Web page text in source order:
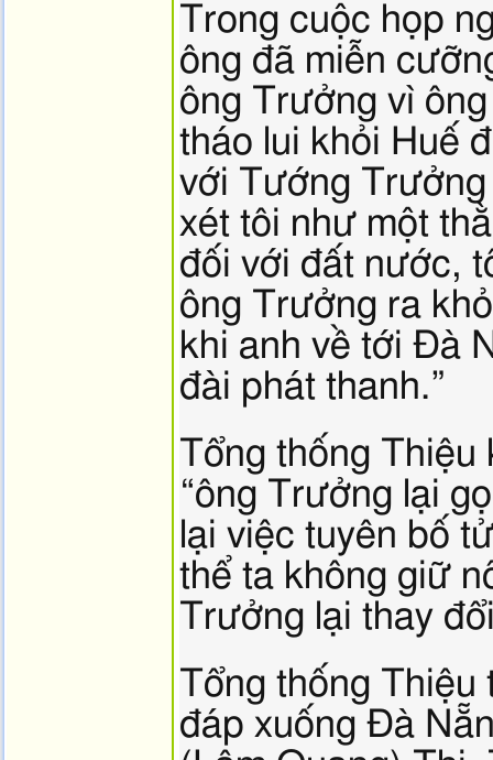
Trong cuộc họp
ông đã miễn
ông Trưởng vì
tháo lui khỏi Huế
với Tướng
xét tôi như một
đối với đất nước,
ông Trưởng ra
khi anh về tới Đà
đài phát thanh.”
Tổng thống Thiệu
“ông Trưởng lại
lại việc tuyên bố
thể ta không giữ
Trưởng lại thay
Tổng thống Thiệu
đáp xuống Đà